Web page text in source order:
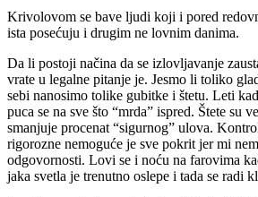
Krivolovom se bave ljudi koji i pored
ista posećuju i drugim ne lovnim danima.
Da li postoji načina da se izlovljavanje
vrate u legalne pitanje je. Jesmo li toliko
sebi nanosimo tolike gubitke i štetu. Leti
puca se na sve što “mrda” ispred. Štete su
smanjuje procenat “sigurnog” ulova.
rigorozne nemoguće je sve pokrit jer mi
odgovornosti. Lovi se i noću na farovima
jaka svetla je trenutno oslepe i tada se radi